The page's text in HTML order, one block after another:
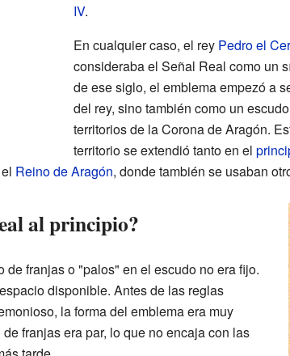
IV.
En cualquier caso, el rey Pedro el
consideraba el Señal Real como un
de ese siglo, el emblema empezó a
del rey, sino también como un
territorios de la Corona de Aragón.
territorio se extendió tanto en el
Reino de Aragón, donde también se usaban
al principio?
de franjas o "palos" en el escudo no era fijo.
disponible. Antes de las reglas
la forma del emblema era muy
franjas era par, lo que no encaja con las